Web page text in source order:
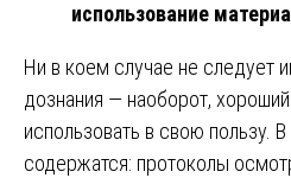
использование
Ни в коем случае не следует
дознания — наоборот,
использовать в свою пользу.
содержатся: протоколы